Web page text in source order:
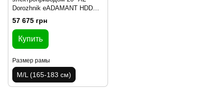
Dorozhnik eADAMANT HDD
рама-18,5" 48B 17.5+12.5А*ч
1000Вт черный 2025 крылья,
подножка
57 675 грн
Купить
Размер рамы
M/L (165-183 см)